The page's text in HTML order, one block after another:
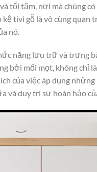
tăm, nơi mà chúng có
tivi gỗ là vô cùng quan
nó.
năng lưu trữ và trưng
bởi mối mọt, không chỉ
của việc áp dụng
và duy trì sự hoàn hảo